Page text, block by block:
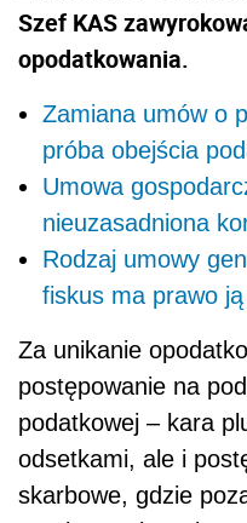
Szef KAS
opodatkowania.
Zamiana umów o
próba obejścia
Umowa
nieuzasadniona
Rodzaj umowy
fiskus ma prawo
Za unikanie
postępowanie na
podatkowej – kara
odsetkami, ale i
skarbowe, gdzie